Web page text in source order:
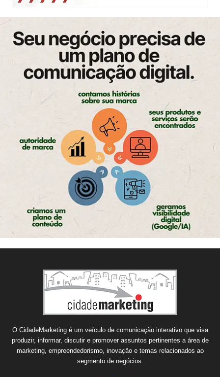
O CidadeMarketing é um veículo de comunicação interativo que visa
produzir, informar, discutir e promover assuntos pertinentes a área de
marketing, empreendedorismo, inovação e temas relacionados ao
segmento de negócios.